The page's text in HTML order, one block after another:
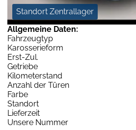
Standort Zentrallager
Allgemeine Daten:
Fahrzeugtyp
Karosserieform
Erst-Zul.
Getriebe
Kilometerstand
Anzahl der Türen
Farbe
Standort
Lieferzeit
Unsere Nummer